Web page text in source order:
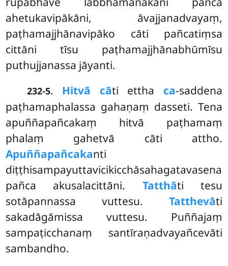
ahetukavipākāni, āvajjanadvayaṃ,
paṭhamajjhānavipāko cāti pañcatiṃsa
cittāni tīsu paṭhamajjhānabhūmīsu
puthujjanassa jāyanti.
232-5. Hitvā cāti ettha ca-saddena
paṭhamaphalassa gahaṇaṃ dasseti. Tena
apuññapañcakaṃ hitvā paṭhamaṃ
phalaṃ gahetvā cāti attho.
Apuññapañcakanti
diṭṭhisampayuttavicikicchāsahagatavasena
pañca akusalacittāni. Tatthāti tesu
sotāpannassa vuttesu. Tatthevāti
sakadāgāmissa vuttesu. Puññajaṃ
sampaṭicchanaṃ santīraṇadvayañcevāti
sambandho.